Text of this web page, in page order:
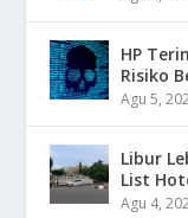
HP
Risiko
Agu 5,
Libur
List
Agu 4,